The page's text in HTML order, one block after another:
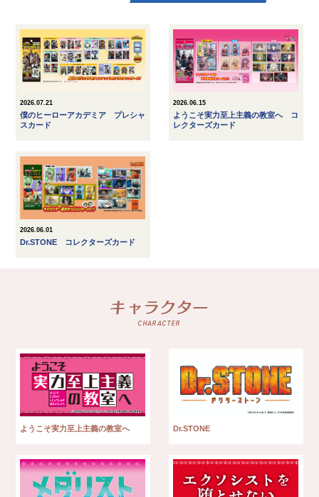
2026.07.21
僕のヒーローアカデミア プレシャ
スカード
2026.06.15
ようこそ実力至上主義の教室へ コ
レクターズカード
2026.06.01
Dr.STONE コレクターズカード
ようこそ実力至上主義の教室へ Dr.STONE